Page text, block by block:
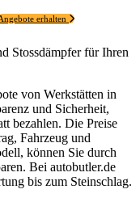
erhalten
Stossdämpfer für Ihren
von Werkstätten in
und Sicherheit,
bezahlen. Die Preise
Fahrzeug und
können Sie durch
Bei autobutler.de
bis zum Steinschlag.